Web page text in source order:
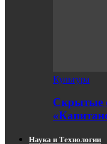
Культура
Скрытые
Наука и Технологии